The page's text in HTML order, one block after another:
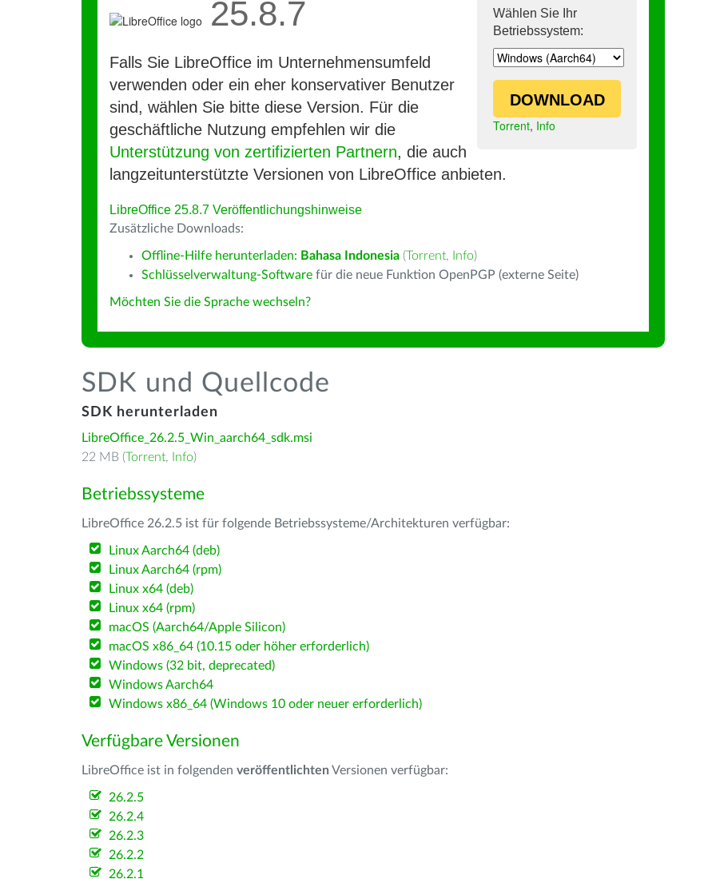
Wählen Sie Ihr
Betriebssystem:
DOWNLOAD
Torrent, Info
25.8.7
Falls Sie LibreOffice im Unternehmensumfeld
verwenden oder ein eher konservativer Benutzer
sind, wählen Sie bitte diese Version. Für die
geschäftliche Nutzung empfehlen wir die
Unterstützung von zertifizierten Partnern, die auch
langzeitunterstützte Versionen von LibreOffice anbieten.
LibreOffice 25.8.7 Veröffentlichungshinweise
Zusätzliche Downloads:
Offline-Hilfe herunterladen: Bahasa Indonesia (Torrent, Info)
Schlüsselverwaltung-Software für die neue Funktion OpenPGP (externe Seite)
Möchten Sie die Sprache wechseln?
SDK und Quellcode
SDK herunterladen
LibreOffice_26.2.5_Win_aarch64_sdk.msi
22 MB (Torrent, Info)
Betriebssysteme
LibreOffice 26.2.5 ist für folgende Betriebssysteme/Architekturen verfügbar:
Linux Aarch64 (deb)
Linux Aarch64 (rpm)
Linux x64 (deb)
Linux x64 (rpm)
macOS (Aarch64/Apple Silicon)
macOS x86_64 (10.15 oder höher erforderlich)
Windows (32 bit, deprecated)
Windows Aarch64
Windows x86_64 (Windows 10 oder neuer erforderlich)
Verfügbare Versionen
LibreOffice ist in folgenden veröffentlichten Versionen verfügbar:
26.2.5
26.2.4
26.2.3
26.2.2
26.2.1